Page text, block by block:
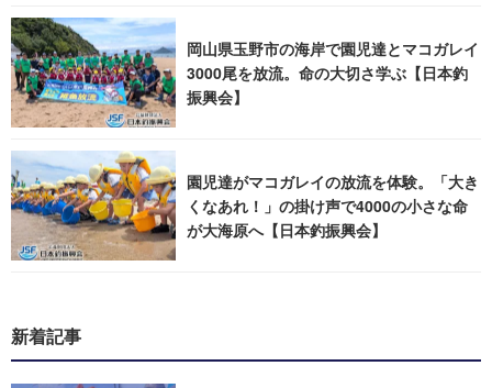
岡山県玉野市の海岸で園児達とマコガレイ
3000尾を放流。命の大切さ学ぶ【日本釣
振興会】
園児達がマコガレイの放流を体験。「大き
くなあれ！」の掛け声で4000の小さな命
が大海原へ【日本釣振興会】
新着記事